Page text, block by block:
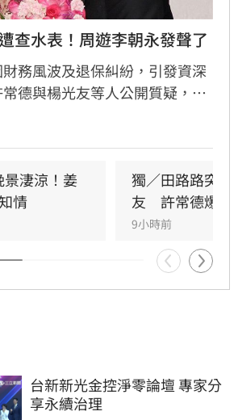
查水表！周遊李朝永發聲了
務風波及退保糾紛，引發資深
德與楊光友等人公開質疑，要
明化帳務。面對演藝圈內部的
」，致力於幫助資深藝人透過表
解孤獨，讓長輩們能在舞台上找
淒涼！姜
情
獨／田路路突
友　許常德爆內
9小時前
台新新光金控淨零論壇 專家分
享永續治理